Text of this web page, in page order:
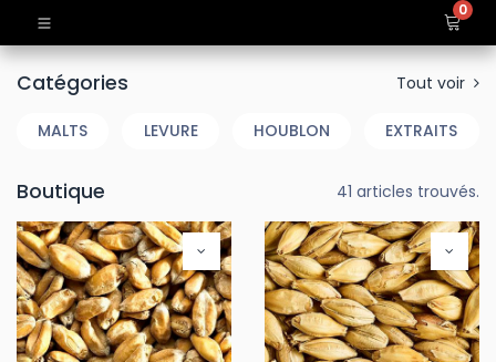
0
Catégories Tout voir
MALTS LEVURE HOUBLON EXTRAITS
Boutique 41 articles trouvés.